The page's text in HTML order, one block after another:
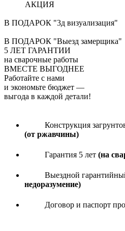
АКЦИЯ
В ПОДАРОК "3д визуализация"
В ПОДАРОК "Выезд замерщика"
5 ЛЕТ ГАРАНТИИ
на сварочные работы
ВМЕСТЕ ВЫГОДНЕЕ
Работайте с нами
и экономьте бюджет —
выгода в каждой детали!
Конструкция
(от ржавчины)
Гарантия 5 лет (на
Выездной
недоразумение)
Договор и паспорт